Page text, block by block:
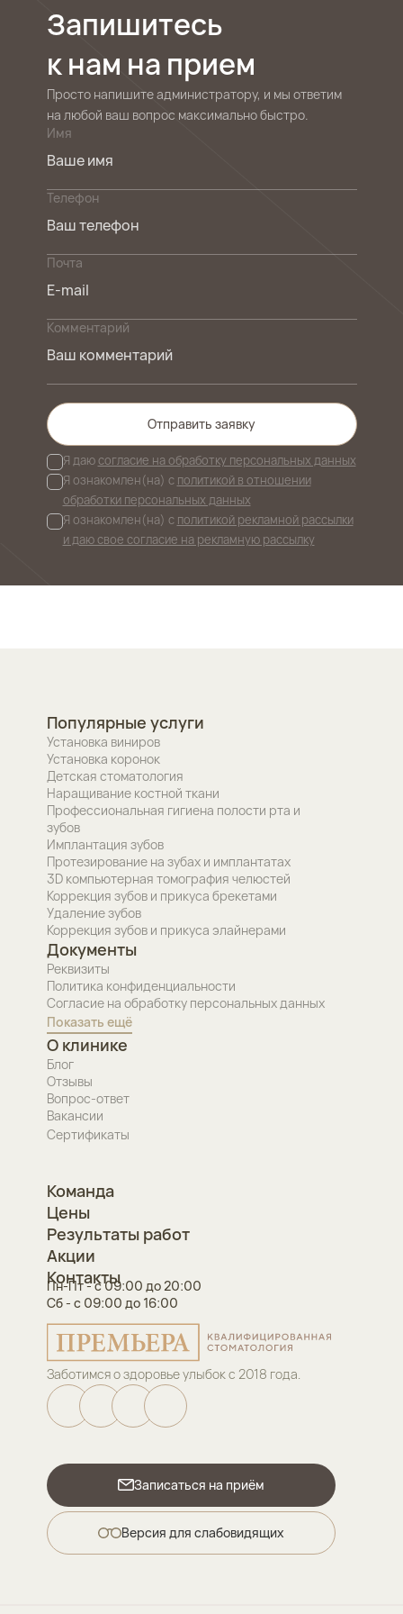
Запишитесь
к нам на прием
Просто напишите администратору, и мы ответим
на любой ваш вопрос максимально быстро.
Имя
Телефон
Почта
Комментарий
Отправить заявку
Я даюсогласие на обработку персональных данных
Я ознакомлен(на) с политикой в отношении
обработки персональных данных
Я ознакомлен(на) с политикой рекламной рассылки
и даю свое согласие на рекламную рассылку
Заботимся о здоровье улыбок с 2018 года.
Записаться на приём
Версия для слабовидящих
Популярные услуги
Установка виниров
Установка коронок
Детская стоматология
Наращивание костной ткани
Профессиональная гигиена полости рта и
зубов
Имплантация зубов
Протезирование на зубах и имплантатах
3D компьютерная томография челюстей
Коррекция зубов и прикуса брекетами
Удаление зубов
Коррекция зубов и прикуса элайнерами
Документы
Реквизиты
Политика конфиденциальности
Согласие на обработку персональных данных
Показать ещё
О клинике
Блог
Отзывы
Вопрос-ответ
Вакансии
Сертификаты
Команда
Цены
Результаты работ
Акции
Контакты
Пн-Пт - с 09:00 до 20:00
Сб - с 09:00 до 16:00